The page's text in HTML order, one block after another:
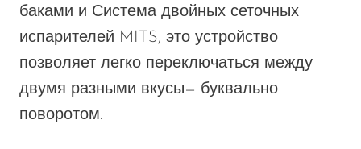
баками и Система двойных сеточных
испарителей MITS, это устройство
позволяет легко переключаться между
двумя разными вкусы— буквально
поворотом.